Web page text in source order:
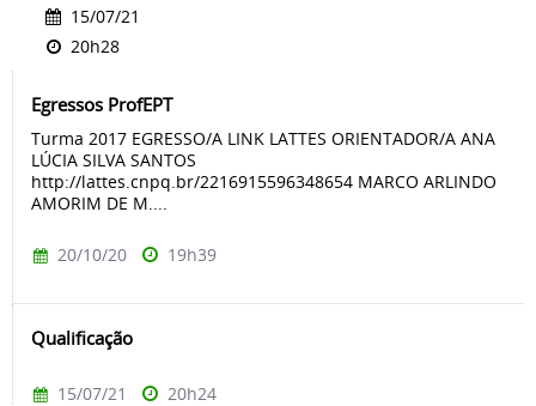
15/07/21
20h28
Egressos ProfEPT
Turma 2017 EGRESSO/A LINK LATTES ORIENTADOR/A ANA
LÚCIA SILVA SANTOS
http://lattes.cnpq.br/2216915596348654 MARCO ARLINDO
AMORIM DE M....
20/10/20 19h39
Qualificação
15/07/21 20h24